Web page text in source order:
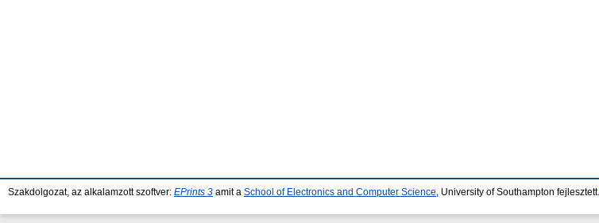
Szakdolgozat, az alkalamzott szoftver: EPrints 3 amit a School of Electronics and Computer Science , University of Southampton fejlesztett.